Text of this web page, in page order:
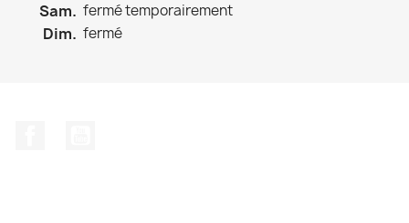
Sam. fermé temporairement
Dim. fermé